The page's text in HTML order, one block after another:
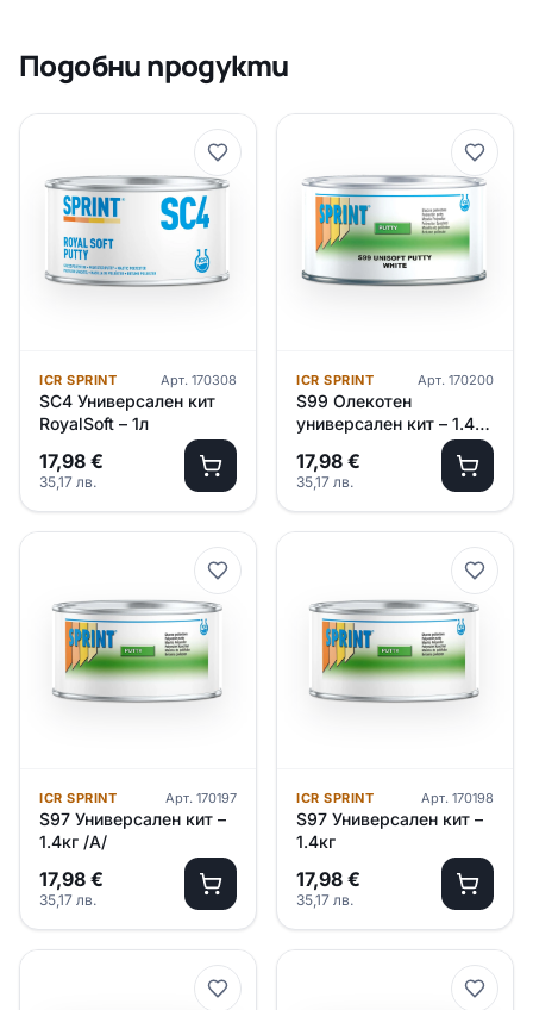
Подобни продукти
ICR SPRINT Арт. 170308
SC4 Универсален кит
RoyalSoft – 1л
17,98 €
35,17 лв.
ICR SPRINT Арт. 170200
S99 Олекотен
универсален кит – 1.4кг
17,98 €
35,17 лв.
ICR SPRINT Арт. 170197
S97 Универсален кит –
1.4кг /А/
17,98 €
35,17 лв.
ICR SPRINT Арт. 170198
S97 Универсален кит –
1.4кг
17,98 €
35,17 лв.